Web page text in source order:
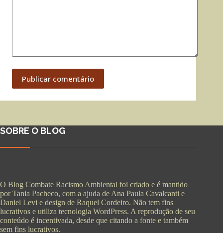
Publicar comentário
SOBRE O BLOG
O Blog Combate Racismo Ambiental foi criado e é mantido
por Tania Pacheco, com a ajuda de Ana Paula Cavalcanti e
Daniel Levi e design de Raquel Cordeiro. Não tem fins
lucrativos e utiliza tecnologia WordPress. A reprodução de seu
conteúdo é incentivada, desde que citando a fonte e também
sem fins lucrativos.